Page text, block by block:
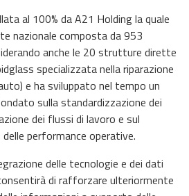
al 100% da A21 Holding la quale
nazionale composta da 953
anche le 20 strutture dirette
specializzata nella riparazione
e ha sviluppato nel tempo un
sulla standardizzazione dei
dei flussi di lavoro e sul
performance operative.
delle tecnologie e dei dati
di rafforzare ulteriormente